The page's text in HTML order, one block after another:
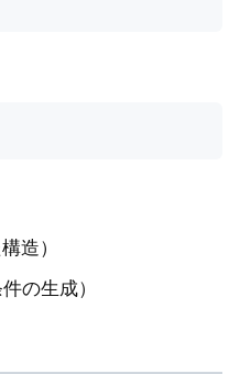
造）
の生成）